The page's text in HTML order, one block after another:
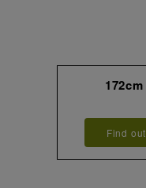
Find